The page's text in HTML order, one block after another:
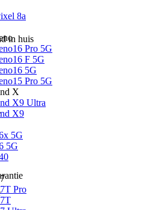
8a
Pro 5G
F 5G
5G
Pro 5G
X
X9 Ultra
X9
5G
5G
Pro
in huis